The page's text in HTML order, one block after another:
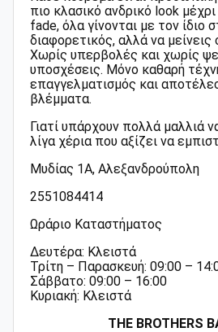
πιο κλασικό ανδρικό look
fade, όλα γίνονται με τον ίδιο
διαφορετικός, αλλά να μείνεις
Χωρίς υπερβολές και χωρίς
υποσχέσεις. Μόνο καθαρή
επαγγελματισμός και
βλέμματα.
Γιατί υπάρχουν πολλά μαλλιά
λίγα χέρια που αξίζει να
Μυδίας 1Α, Αλεξανδρούπολη
2551084414
Ωράριο Καταστήματος
Δευτέρα: Κλειστά
Τρίτη – Παρασκευή: 09:00 –
Σάββατο: 09:00 – 16:00
Κυριακή: Κλειστά
THE BROTHERS